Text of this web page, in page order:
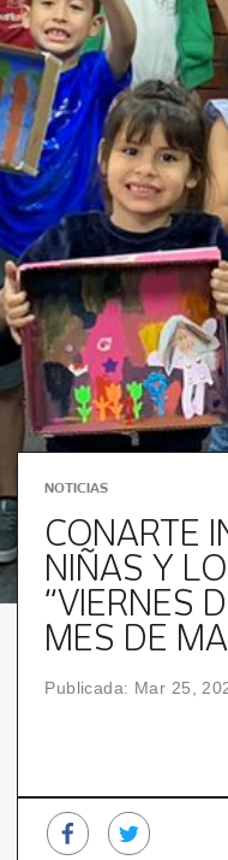
NOTICIAS
CONARTE
NIÑAS Y
“VIERNES
MES DE
Publicada: Mar 25,